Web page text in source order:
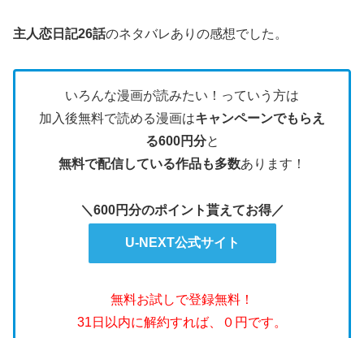
主人恋日記26話のネタバレありの感想でした。
いろんな漫画が読みたい！っていう方は
加入後無料で読める漫画はキャンペーンでもらえ
る600円分と
無料で配信している作品も多数あります！
＼600円分のポイント貰えてお得／
U-NEXT公式サイト
無料お試しで登録無料！
31日以内に解約すれば、０円です。